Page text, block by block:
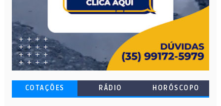
COTAÇÕES RÁDIO HORÓSCOPO